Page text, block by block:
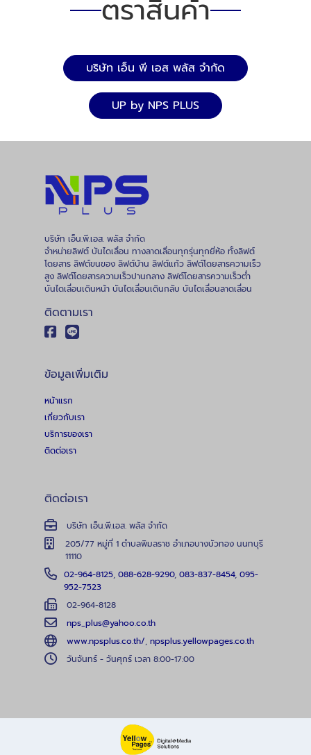
ตราสินค้า
บริษัท เอ็น พี เอส พลัส จำกัด
UP by NPS PLUS
บริษัท เอ็น.พี.เอส. พลัส จำกัด
จำหน่ายลิฟต์ บันไดเลื่อน ทางลาดเลื่อนทุกรุ่นทุกยี่ห้อ ทั้งลิฟต์
โดยสาร ลิฟต์ขนของ ลิฟต์บ้าน ลิฟต์แก้ว ลิฟต์โดยสารความเร็ว
สูง ลิฟต์โดยสารความเร็วปานกลาง ลิฟต์โดยสารความเร็วต่ำ
บันไดเลื่อนเดินหน้า บันไดเลื่อนเดินกลับ บันไดเลื่อนลาดเลื่อน
ติดตามเรา
ข้อมูลเพิ่มเติม
หน้าแรก
เกี่ยวกับเรา
บริการของเรา
ติดต่อเรา
ติดต่อเรา
บริษัท เอ็น.พี.เอส. พลัส จำกัด
205/77 หมู่ที่ 1 ตำบลพิมลราช อำเภอบางบัวทอง นนทบุรี
11110
02-964-8125, 088-628-9290, 083-837-8454, 095-
952-7523
02-964-8128
nps_plus@yahoo.co.th
www.npsplus.co.th/, npsplus.yellowpages.co.th
วันจันทร์ - วันศุกร์ เวลา 8:00-17:00